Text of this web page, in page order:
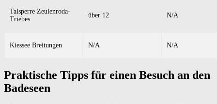
Talsperre Zeulenroda-
Triebes
über 12 N/A
Kiessee Breitungen N/A N/A
Praktische Tipps für einen Besuch an den
Badeseen